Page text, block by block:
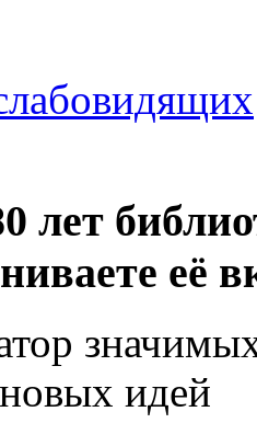
лет
её
идей